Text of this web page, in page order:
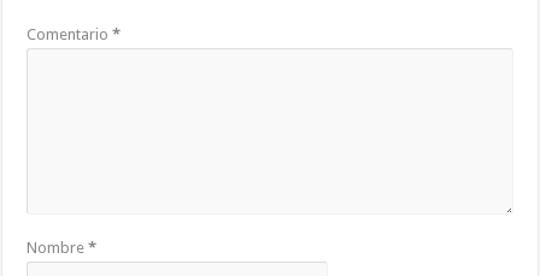
Comentario*
Nombre*